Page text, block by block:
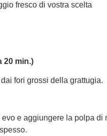
fresco di vostra scelta
20 min.)
fori grossi della grattugia.
e aggiungere la polpa di